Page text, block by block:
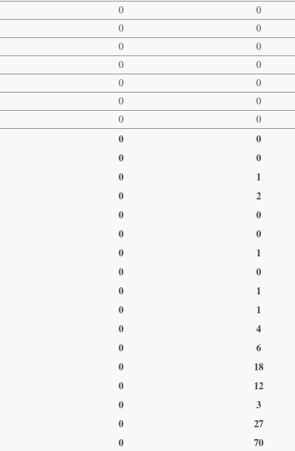
0 0
0 0
0 0
0 0
0 0
0 0
0 0
0 0
0 0
0 1
0 2
0 0
0 0
0 1
0 0
0 1
0 1
0 4
0 6
0 18
0 12
0 3
0 27
0 70